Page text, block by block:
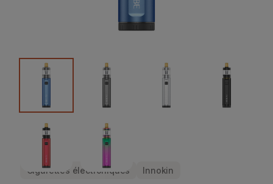
Cigarettes électroniques Innokin